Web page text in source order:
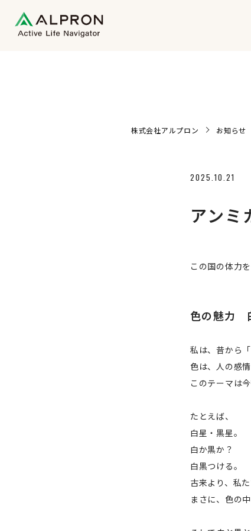
株式会社アルプロン お知らせ
2025.10.21
アンミ
この国の体力
色の魅力
私は、昔から
色は、人の感
このテーマは
たとえば、
白星・黒星。
白か黒か？
白黒つける。
古来より、私
まさに、色の